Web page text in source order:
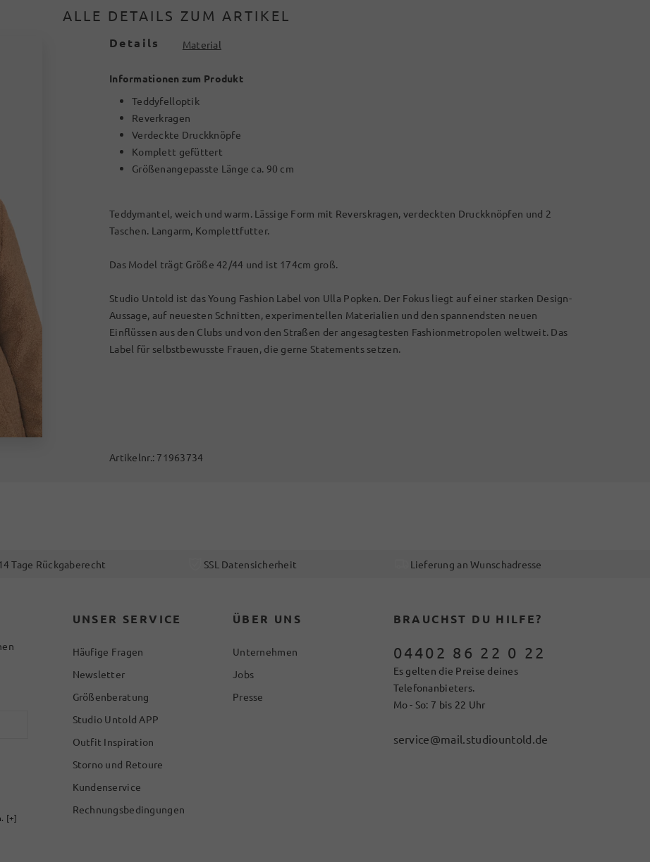
ALLE DETAILS ZUM ARTIKEL
Details Material
Informationen zum Produkt
Teddyfelloptik
Reverkragen
Verdeckte Druckknöpfe
Komplett gefüttert
Größenangepasste Länge ca. 90 cm
Teddymantel, weich und warm. Lässige Form mit Reverskragen, verdeckten Druckknöpfen und 2
Taschen. Langarm, Komplettfutter.
Das Model trägt Größe 42/44 und ist 174cm groß.
Studio Untold ist das Young Fashion Label von Ulla Popken. Der Fokus liegt auf einer starken Design-
Aussage, auf neuesten Schnitten, experimentellen Materialien und den spannendsten neuen
Einflüssen aus den Clubs und von den Straßen der angesagtesten Fashionmetropolen weltweit. Das
Label für selbstbewusste Frauen, die gerne Statements setzen.
Artikelnr.: 71963734
Tage Rückgaberecht SSL Datensicherheit Lieferung an Wunschadresse
[+]
UNSER SERVICE
Häufige Fragen
Newsletter
Größenberatung
Studio Untold APP
Outfit Inspiration
Storno und Retoure
Kundenservice
Rechnungsbedingungen
ÜBER UNS
Unternehmen
Jobs
Presse
BRAUCHST DU HILFE?
04402 86 22 0 22
Es gelten die Preise deines
Telefonanbieters.
Mo - So: 7 bis 22 Uhr
service@mail.studiountold.de